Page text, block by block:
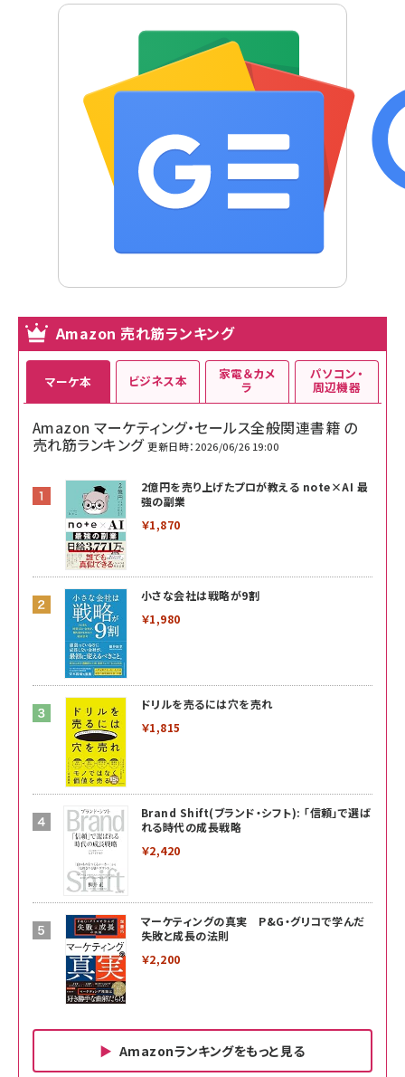
Amazon 売れ筋ランキング
マーケ本
Amazon マーケティング・セールス全般関連書籍 の
売れ筋ランキング 更新日時：2026/06/26 19:00
2億円を売り上げたプロが教える note×AI 最
強の副業
￥1,870
小さな会社は戦略が9割
￥1,980
ドリルを売るには穴を売れ
￥1,815
Brand Shift(ブランド・シフト): 「信頼」で選ば
れる時代の成長戦略
￥2,420
マーケティングの真実 P&G・グリコで学んだ
失敗と成長の法則
￥2,200
Amazonランキングをもっと見る
ビジネス本 家電＆カメ
ラ
パソコン・
周辺機器